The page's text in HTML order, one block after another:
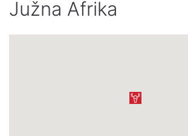
Južna Afrika